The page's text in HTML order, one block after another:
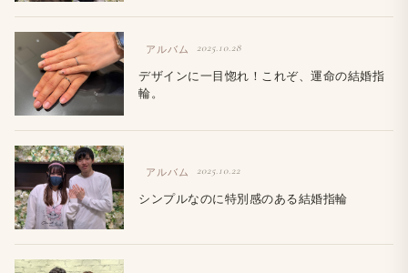
アルバム 2025.10.28
デザインに一目惚れ！これぞ、運命の結婚指
輪。
アルバム 2025.10.22
シンプルなのに特別感のある結婚指輪